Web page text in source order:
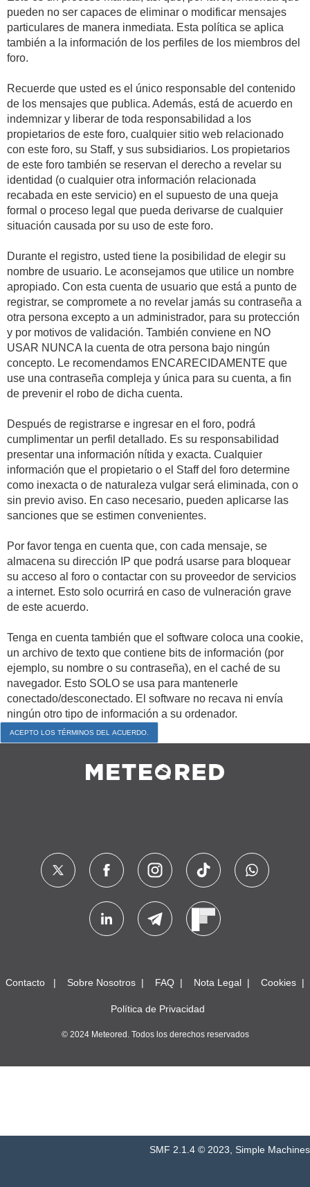
pueden no ser capaces de eliminar o modificar mensajes
particulares de manera inmediata. Esta política se aplica
también a la información de los perfiles de los miembros del
foro.
Recuerde que usted es el único responsable del contenido
de los mensajes que publica. Además, está de acuerdo en
indemnizar y liberar de toda responsabilidad a los
propietarios de este foro, cualquier sitio web relacionado
con este foro, su Staff, y sus subsidiarios. Los propietarios
de este foro también se reservan el derecho a revelar su
identidad (o cualquier otra información relacionada
recabada en este servicio) en el supuesto de una queja
formal o proceso legal que pueda derivarse de cualquier
situación causada por su uso de este foro.
Durante el registro, usted tiene la posibilidad de elegir su
nombre de usuario. Le aconsejamos que utilice un nombre
apropiado. Con esta cuenta de usuario que está a punto de
registrar, se compromete a no revelar jamás su contraseña a
otra persona excepto a un administrador, para su protección
y por motivos de validación. También conviene en NO
USAR NUNCA la cuenta de otra persona bajo ningún
concepto. Le recomendamos ENCARECIDAMENTE que
use una contraseña compleja y única para su cuenta, a fin
de prevenir el robo de dicha cuenta.
Después de registrarse e ingresar en el foro, podrá
cumplimentar un perfil detallado. Es su responsabilidad
presentar una información nítida y exacta. Cualquier
información que el propietario o el Staff del foro determine
como inexacta o de naturaleza vulgar será eliminada, con o
sin previo aviso. En caso necesario, pueden aplicarse las
sanciones que se estimen convenientes.
Por favor tenga en cuenta que, con cada mensaje, se
almacena su dirección IP que podrá usarse para bloquear
su acceso al foro o contactar con su proveedor de servicios
a internet. Esto solo ocurrirá en caso de vulneración grave
de este acuerdo.
Tenga en cuenta también que el software coloca una cookie,
un archivo de texto que contiene bits de información (por
ejemplo, su nombre o su contraseña), en el caché de su
navegador. Esto SOLO se usa para mantenerle
conectado/desconectado. El software no recava ni envía
ningún otro tipo de información a su ordenador.
Contacto Sobre Nosotros FAQ Nota Legal Cookies
Política de Privacidad
© 2024 Meteored. Todos los derechos reservados
SMF 2.1.4 © 2023 Simple Machines